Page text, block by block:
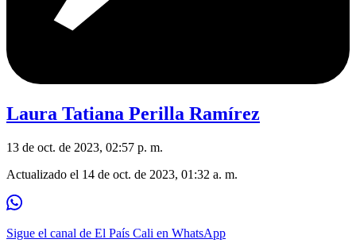
Laura Tatiana Perilla Ramírez
13 de oct. de 2023, 02:57 p. m.
Actualizado el 14 de oct. de 2023, 01:32 a. m.
Sigue el canal de El País Cali en WhatsApp